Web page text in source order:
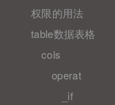
权限的用法
table数据表格
cols
operat
_if